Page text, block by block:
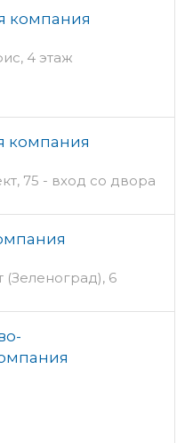
компания
4 этаж
компания
75 - вход со двора
(Зеленоград), 6